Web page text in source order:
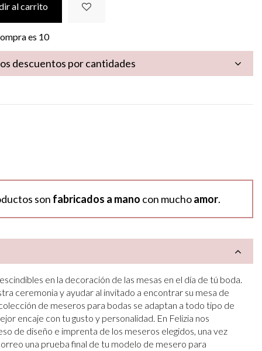
al carrito
es 10
descuentos por cantidades
son fabricados a mano con muchoamor.
en la decoración de las mesas en el día de tú boda.
ceremonia y ayudar al invitado a encontrar su mesa de
de meseros para bodas se adaptan a todo tipo de
encaje con tu gusto y personalidad. En Felizia nos
de diseño e imprenta de los meseros elegidos, una vez
una prueba final de tu modelo de mesero para